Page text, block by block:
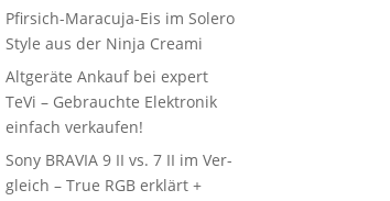
Pfir­sich-Mara­cu­ja-Eis im Sole­ro
Style aus der Nin­ja Creami
Alt­ge­rä­te Ankauf bei expert
TeVi – Gebrauch­te Elek­tro­nik
ein­fach verkaufen!
Sony BRAVIA 9 II vs. 7 II im Ver­
gleich – True RGB erklärt +